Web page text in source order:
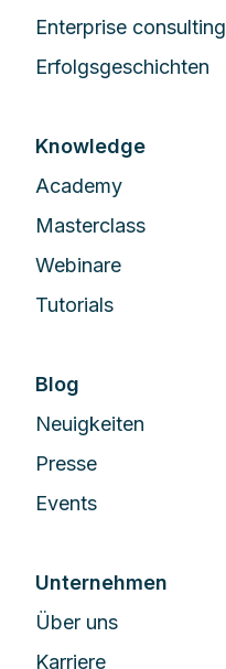
Enterprise сonsulting
Erfolgsgeschichten
Knowledge
Academy
Masterclass
Webinare
Tutorials
Blog
Neuigkeiten
Presse
Events
Unternehmen
Über uns
Karriere